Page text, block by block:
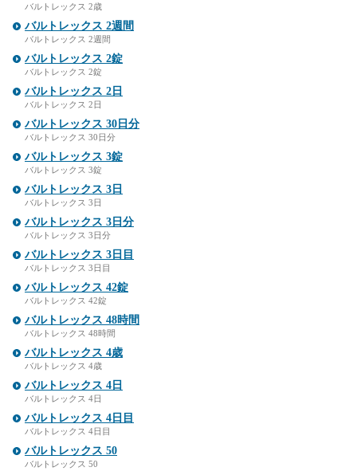
バルトレックス 2歳
バルトレックス 2週間
バルトレックス 2週間
バルトレックス 2錠
バルトレックス 2錠
バルトレックス 2日
バルトレックス 2日
バルトレックス 30日分
バルトレックス 30日分
バルトレックス 3錠
バルトレックス 3錠
バルトレックス 3日
バルトレックス 3日
バルトレックス 3日分
バルトレックス 3日分
バルトレックス 3日目
バルトレックス 3日目
バルトレックス 42錠
バルトレックス 42錠
バルトレックス 48時間
バルトレックス 48時間
バルトレックス 4歳
バルトレックス 4歳
バルトレックス 4日
バルトレックス 4日
バルトレックス 4日目
バルトレックス 4日目
バルトレックス 50
バルトレックス 50